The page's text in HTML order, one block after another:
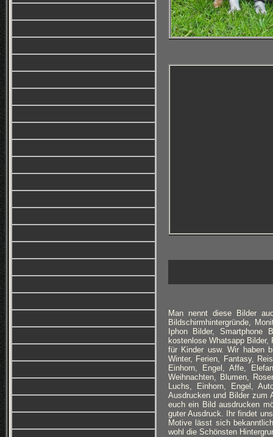
Man nennt diese Bilder
Bildschirmhintergründe,
Iphon Bilder, Smartphone
kostenlose Whatsapp
für Kinder usw. Wir haben
Winter, Ferien, Fantasy,
Einhorn, Engel, Affe,
Weihnachten, Blumen,
Luchs, Einhorn, Engel,
Ausdrucken und Bilder zum
euch ein Bild ausdrucken
guter Ausdruck. Ihr findet
Motive lässt sich
wohl die Schönsten